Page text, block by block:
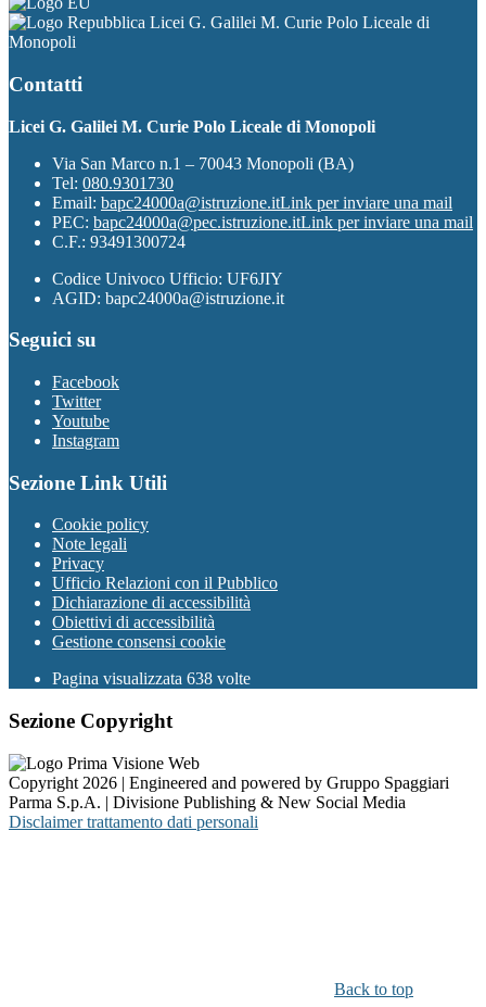
Licei G. Galilei M. Curie Polo Liceale di
Monopoli
Contatti
Licei G. Galilei M. Curie Polo Liceale di Monopoli
Via San Marco n.1 – 70043 Monopoli (BA)
Tel: 080.9301730
Email: bapc24000a@istruzione.itLink per inviare una mail
PEC: bapc24000a@pec.istruzione.itLink per inviare una mail
C.F.: 93491300724
Codice Univoco Ufficio: UF6JIY
AGID: bapc24000a@istruzione.it
Seguici su
Facebook
Twitter
Youtube
Instagram
Sezione Link Utili
Cookie policy
Note legali
Privacy
Ufficio Relazioni con il Pubblico
Dichiarazione di accessibilità
Obiettivi di accessibilità
Gestione consensi cookie
Pagina visualizzata 638 volte
Sezione Copyright
Copyright 2026 | Engineered and powered by Gruppo Spaggiari
Parma S.p.A. | Divisione Publishing & New Social Media
Disclaimer trattamento dati personali
Back to top